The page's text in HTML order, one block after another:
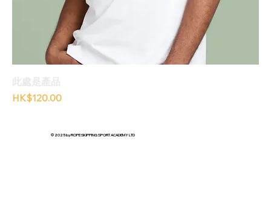
© 2025 by ROPE SKIPPING SPORT ACADEMY LTD
價格
HK$120.00